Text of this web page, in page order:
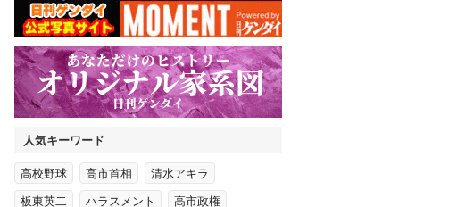
人気キーワード
高校野球 高市首相 清水アキラ
板東英二 ハラスメント 高市政権